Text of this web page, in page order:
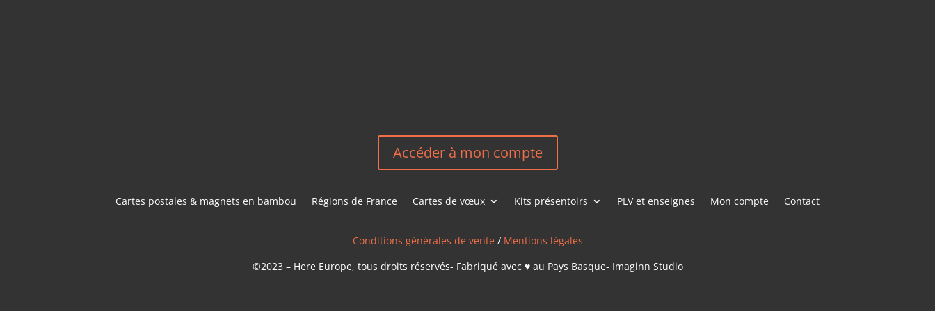
Accéder à mon compte
Cartes postales & magnets en bambou Régions de France Cartes de vœux Kits présentoirs PLV et enseignes Mon compte Contact
Conditions générales de vente / Mentions légales
©2023 – Here Europe, tous droits réservés- Fabriqué avec ♥ au Pays Basque- Imaginn Studio